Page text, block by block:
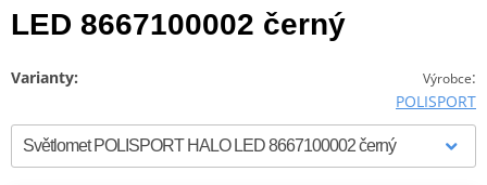
LED 8667100002 černý
Výrobce:
POLISPORT
Varianty: